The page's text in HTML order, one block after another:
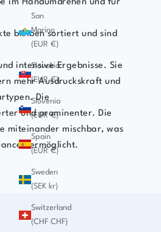
San
Marino
(EUR €)
Slovakia
(EUR €)
Slovenia
(EUR €)
Spain
(EUR €)
Sweden
(SEK kr)
Switzerland
(CHF CHF)
im Handumdrehen und für
bleiben sortiert und sind
intensive Ergebnisse. Sie
mehr Ausdruckskraft und
Die
und prominenter. Die
miteinander mischbar, was
ermöglicht.